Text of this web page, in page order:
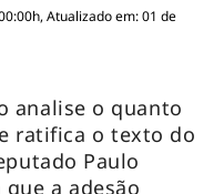
Atualizado em: 01 de
analise o quanto
ratifica o texto do
Paulo
que a adesão